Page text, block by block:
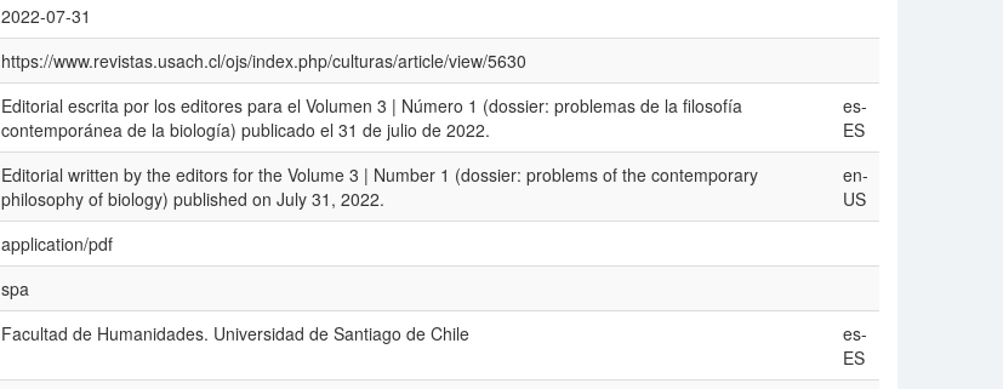
2022-07-31
https://www.revistas.usach.cl/ojs/index.php/culturas/article/view/5630
Editorial escrita por los editores para el Volumen 3 | Número 1 (dossier: problemas de la filosofía
contemporánea de la biología) publicado el 31 de julio de 2022.
es-
ES
Editorial written by the editors for the Volume 3 | Number 1 (dossier: problems of the contemporary
philosophy of biology) published on July 31, 2022.
en-
US
application/pdf
spa
Facultad de Humanidades. Universidad de Santiago de Chile
es-
ES